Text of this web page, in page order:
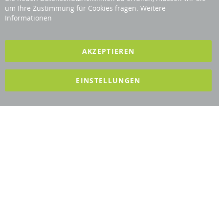
Revisage GmbH
um Ihre Zustimmung für Cookies fragen. Weitere
Informationen
AKZEPTIEREN
EINSTELLUNGEN